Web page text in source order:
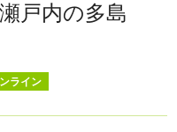
戸内の多島
ライン